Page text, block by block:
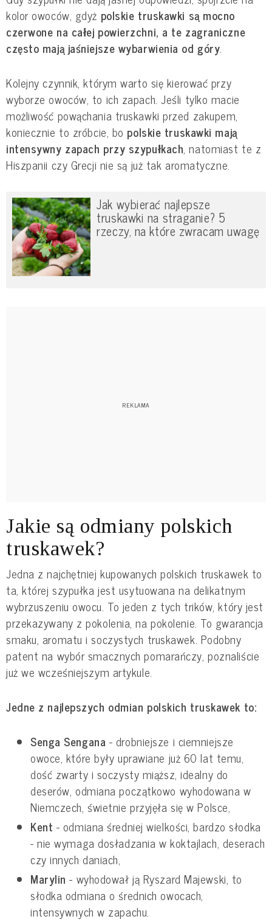
kolor owoców, gdyż polskie truskawki są mocno
czerwone na całej powierzchni, a te zagraniczne
często mają jaśniejsze wybarwienia od góry.
Kolejny czynnik, którym warto się kierować przy
wyborze owoców, to ich zapach. Jeśli tylko macie
możliwość powąchania truskawki przed zakupem,
koniecznie to zróbcie, bo polskie truskawki mają
intensywny zapach przy szypułkach, natomiast te z
Hiszpanii czy Grecji nie są już tak aromatyczne.
Jak wybierać najlepsze
truskawki na straganie? 5
rzeczy, na które zwracam uwagę
Jakie są odmiany polskich
truskawek?
Jedna z najchętniej kupowanych polskich truskawek to
ta, której szypułka jest usytuowana na delikatnym
wybrzuszeniu owocu. To jeden z tych trików, który jest
przekazywany z pokolenia, na pokolenie. To gwarancja
smaku, aromatu i soczystych truskawek. Podobny
patent na wybór smacznych pomarańczy, poznaliście
już we wcześniejszym artykule.
Jedne z najlepszych odmian polskich truskawek to:
Senga Sengana - drobniejsze i ciemniejsze
owoce, które były uprawiane już 60 lat temu,
dość zwarty i soczysty miąższ, idealny do
deserów, odmiana początkowo wyhodowana w
Niemczech, świetnie przyjęła się w Polsce,
Kent - odmiana średniej wielkości, bardzo słodka
- nie wymaga dosładzania w koktajlach, deserach
czy innych daniach,
Marylin- wyhodował ją Ryszard Majewski, to
słodka odmiana o średnich owocach,
intensywnych w zapachu.